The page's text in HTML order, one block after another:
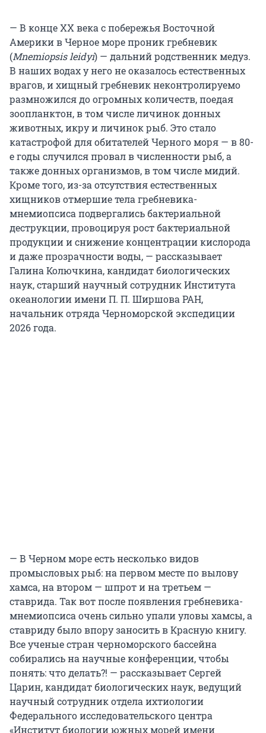
— В конце ХХ века с побережья Восточной
Америки в Черное море проник гребневик
(Mnemiopsis leidyi) — дальний родственник медуз.
В наших водах у него не оказалось естественных
врагов, и хищный гребневик неконтролируемо
размножился до огромных количеств, поедая
зоопланктон, в том числе личинок донных
животных, икру и личинок рыб. Это стало
катастрофой для обитателей Черного моря — в 80-
е годы случился провал в численности рыб, а
также донных организмов, в том числе мидий.
Кроме того, из-за отсутствия естественных
хищников отмершие тела гребневика-
мнемиопсиса подвергались бактериальной
деструкции, провоцируя рост бактериальной
продукции и снижение концентрации кислорода
и даже прозрачности воды, — рассказывает
Галина Колючкина, кандидат биологических
наук, старший научный сотрудник Института
океанологии имени П. П. Ширшова РАН,
начальник отряда Черноморской экспедиции
2026 года.
— В Черном море есть несколько видов
промысловых рыб: на первом месте по вылову
хамса, на втором — шпрот и на третьем —
ставрида. Так вот после появления гребневика-
мнемиопсиса очень сильно упали уловы хамсы, а
ставриду было впору заносить в Красную книгу.
Все ученые стран черноморского бассейна
собирались на научные конференции, чтобы
понять: что делать?! — рассказывает Сергей
Царин, кандидат биологических наук, ведущий
научный сотрудник отдела ихтиологии
Федерального исследовательского центра
«Институт биологии южных морей имени